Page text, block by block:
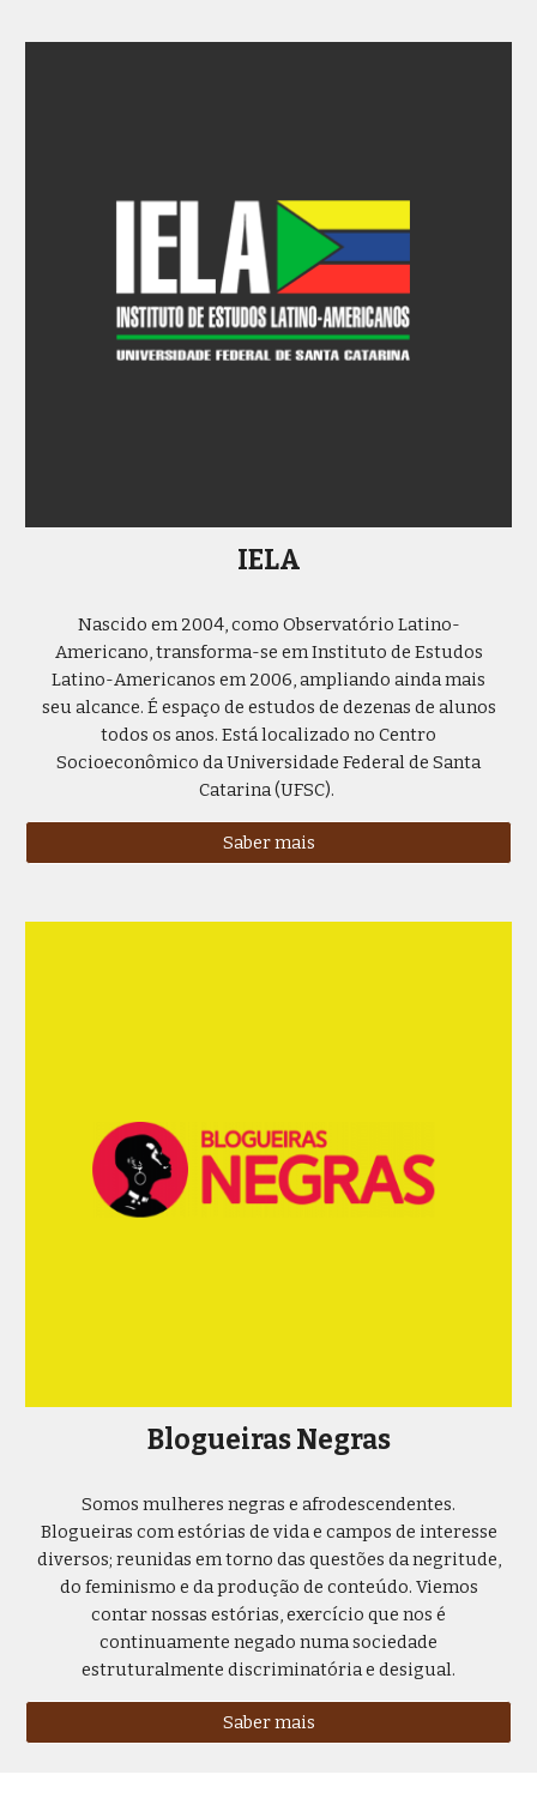
IELA
Nascido em 2004, como Observatório Latino-
Americano, transforma-se em Instituto de Estudos
Latino-Americanos em 2006, ampliando ainda mais
seu alcance. É espaço de estudos de dezenas de alunos
todos os anos. Está localizado no Centro
Socioeconômico da Universidade Federal de Santa
Catarina (UFSC).
Saber mais
Blogueiras Negras
Somos mulheres negras e afrodescendentes.
Blogueiras com estórias de vida e campos de interesse
diversos; reunidas em torno das questões da negritude,
do feminismo e da produção de conteúdo. Viemos
contar nossas estórias, exercício que nos é
continuamente negado numa sociedade
estruturalmente discriminatória e desigual.
Saber mais